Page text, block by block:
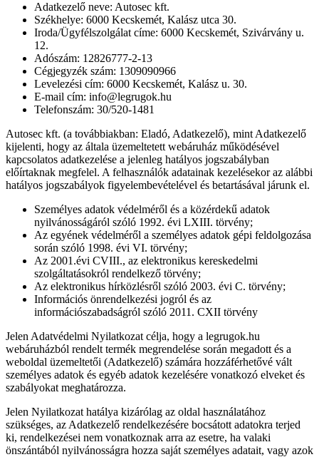
Adatkezelő neve: Autosec kft.
Székhelye: 6000 Kecskemét, Kalász utca 30.
Iroda/Ügyfélszolgálat címe: 6000 Kecskemét, Szivárvány u.
12.
Adószám: 12826777-2-13
Cégjegyzék szám: 1309090966
Levelezési cím: 6000 Kecskemét, Kalász u. 30.
E-mail cím: info@legrugok.hu
Telefonszám: 30/520-1481
Autosec kft. (a továbbiakban: Eladó, Adatkezelő), mint Adatkezelő
kijelenti, hogy az általa üzemeltetett webáruház működésével
kapcsolatos adatkezelése a jelenleg hatályos jogszabályban
előírtaknak megfelel. A felhasználók adatainak kezelésekor az alábbi
hatályos jogszabályok figyelembevételével és betartásával járunk el.
Személyes adatok védelméről és a közérdekű adatok
nyilvánosságáról szóló 1992. évi LXIII. törvény;
Az egyének védelméről a személyes adatok gépi feldolgozása
során szóló 1998. évi VI. törvény;
Az 2001.évi CVIII., az elektronikus kereskedelmi
szolgáltatásokról rendelkező törvény;
Az elektronikus hírközlésről szóló 2003. évi C. törvény;
Információs önrendelkezési jogról és az
információszabadságról szóló 2011. CXII törvény
Jelen Adatvédelmi Nyilatkozat célja, hogy a legrugok.hu
webáruházból rendelt termék megrendelése során megadott és a
weboldal üzemeltetői (Adatkezelő) számára hozzáférhetővé vált
személyes adatok és egyéb adatok kezelésére vonatkozó elveket és
szabályokat meghatározza.
Jelen Nyilatkozat hatálya kizárólag az oldal használatához
szükséges, az Adatkezelő rendelkezésére bocsátott adatokra terjed
ki, rendelkezései nem vonatkoznak arra az esetre, ha valaki
önszántából nyilvánosságra hozza saját személyes adatait, vagy azok